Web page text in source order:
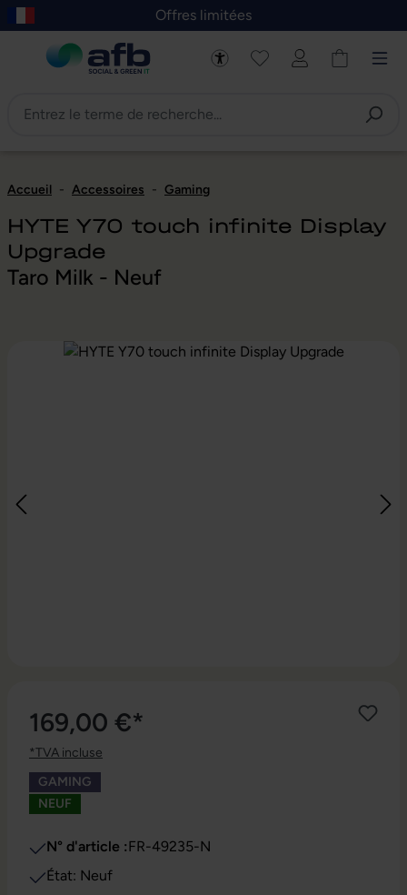
au contenu principal
Skip to B2B platform navigation
Offres limitées
Accueil - Accessoires - Gaming
HYTE Y70 touch infinite Display
Upgrade
Taro Milk - Neuf
Ignorer la galerie d'images
169,00 €*
*TVA incluse
GAMING
NEUF
N° d'article :FR-49235-N
État: Neuf